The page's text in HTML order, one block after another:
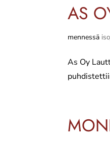
AS
mennessä
As Oy